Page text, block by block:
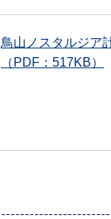
鳥山ノスタルジア
（PDF：517KB）